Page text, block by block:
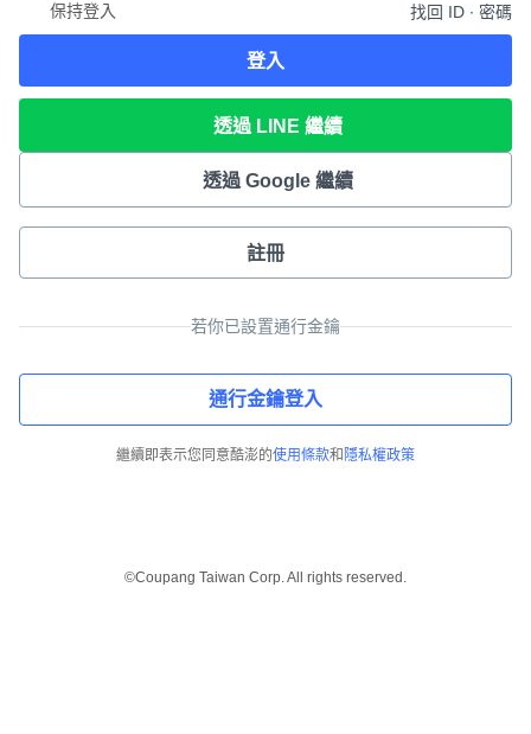
保持登入 找回 ID ∙ 密碼
登入
透過 LINE 繼續
透過 Google 繼續
註冊
若你已設置通行金鑰
通行金鑰登入
繼續即表示您同意酷澎的使用條款和 隱私權政策
©Coupang Taiwan Corp. All rights reserved.